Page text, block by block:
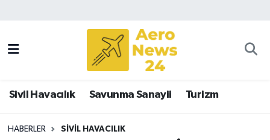
Sivil Havacılık Savunma Sanayii Turizm
HABERLER SIVIL HAVACILIK